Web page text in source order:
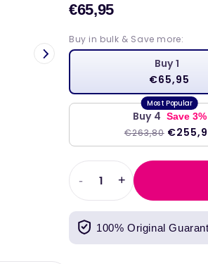
€65,95Prodajna
cijena
Buy in bulk & Save more:
Buy 1
€65,95
Buy 4 Save 3%
€263,80
Smanjiti
količinu
za
Alge
Omega
-
Povećati
količinu
Alge
Omega
+
100% Original